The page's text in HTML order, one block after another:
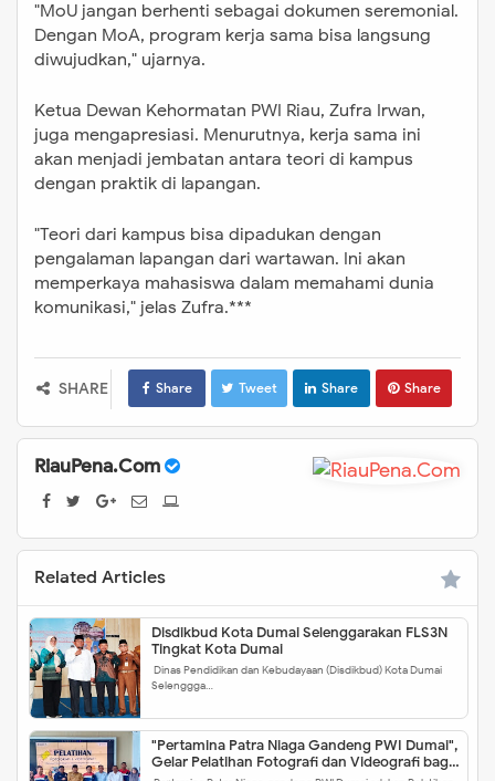
"MoU jangan berhenti sebagai dokumen seremonial.
Dengan MoA, program kerja sama bisa langsung
diwujudkan," ujarnya.
Ketua Dewan Kehormatan PWI Riau, Zufra Irwan,
juga mengapresiasi. Menurutnya, kerja sama ini
akan menjadi jembatan antara teori di kampus
dengan praktik di lapangan.
"Teori dari kampus bisa dipadukan dengan
pengalaman lapangan dari wartawan. Ini akan
memperkaya mahasiswa dalam memahami dunia
komunikasi," jelas Zufra.***
SHARE Share Tweet Share Share
RiauPena.Com
Related Articles
Disdikbud Kota Dumai Selenggarakan FLS3N
Tingkat Kota Dumai
Dinas Pendidikan dan Kebudayaan (Disdikbud) Kota Dumai
Selenggga…
"Pertamina Patra Niaga Gandeng PWI Dumai",
Gelar Pelatihan Fotografi dan Videografi bagi